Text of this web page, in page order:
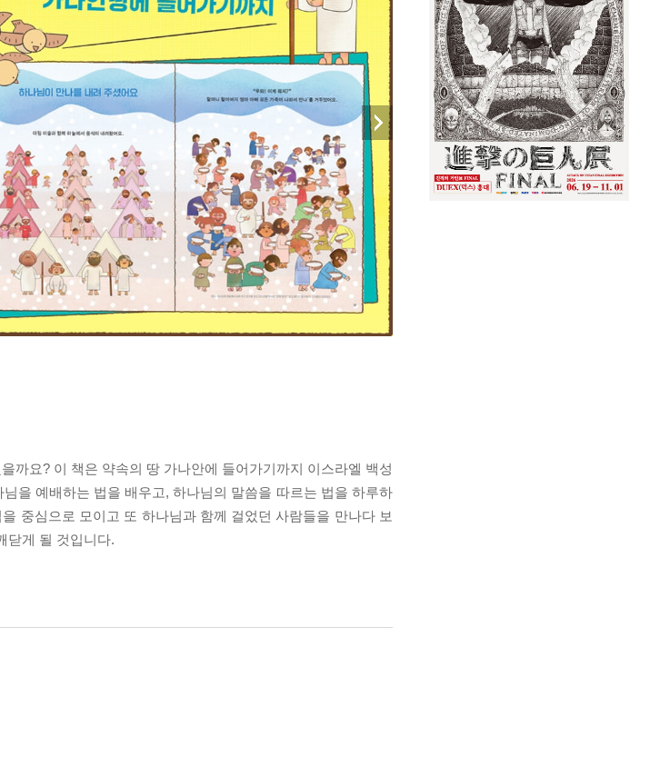
까요? 이 책은 약속의 땅 가나안에 들어가기까지 이스라엘 백성
을 예배하는 법을 배우고, 하나님의 말씀을 따르는 법을 하루하
중심으로 모이고 또 하나님과 함께 걸었던 사람들을 만나다 보
닫게 될 것입니다.